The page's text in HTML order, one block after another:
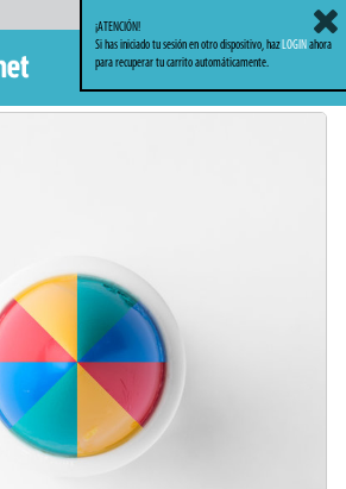
Solid Markers Hand Mixed Caribes
¡ATENCIÓN!
Si has iniciado tu sesión en otro dispositivo, hazLOGINahora
para recuperar tu carrito automáticamente.